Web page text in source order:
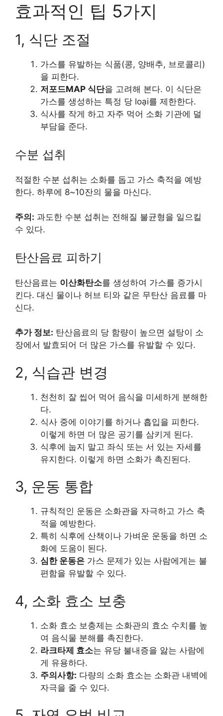
효과적인 팁 5가지
1, 식단 조절
가스를 유발하는 식품(콩, 양배추, 브로콜리)
을 피한다.
저포드MAP 식단을 고려해 본다. 이 식단은
가스를 생성하는 특정 당 loại를 제한한다.
식사를 작게 하고 자주 먹어 소화 기관에 덜
부담을 준다.
수분 섭취
적절한 수분 섭취는 소화를 돕고 가스 축적을 예방
한다. 하루에 8~10잔의 물을 마신다.
주의: 과도한 수분 섭취는 전해질 불균형을 일으킬
수 있다.
탄산음료 피하기
탄산음료는 이산화탄소를 생성하여 가스를 증가시
킨다. 대신 물이나 허브 티와 같은 무탄산 음료를 마
신다.
추가 정보: 탄산음료의 당 함량이 높으면 설탕이 소
장에서 발효되어 더 많은 가스를 유발할 수 있다.
2, 식습관 변경
천천히 잘 씹어 먹어 음식을 미세하게 분해한
다.
식사 중에 이야기를 하거나 흡입을 피한다.
이렇게 하면 더 많은 공기를 삼키게 된다.
식후에 눕지 말고 좌식 또는 서 있는 자세를
유지한다. 이렇게 하면 소화가 촉진된다.
3, 운동 통합
규칙적인 운동은 소화관을 자극하고 가스 축
적을 예방한다.
특히 식후에 산책이나 가벼운 운동을 하면 소
화에 도움이 된다.
심한 운동은 가스 문제가 있는 사람에게는 불
편함을 유발할 수 있다.
4, 소화 효소 보충
소화 효소 보충제는 소화관의 효소 수치를 높
여 음식물 분해를 촉진한다.
라크타제 효소는 유당 불내증을 앓는 사람에
게 유용하다.
주의사항: 다량의 소화 효소는 소화관 내벽에
자극을 줄 수 있다.